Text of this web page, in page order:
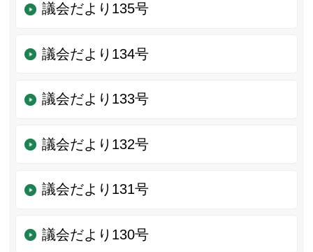
議会だより135号
議会だより134号
議会だより133号
議会だより132号
議会だより131号
議会だより130号